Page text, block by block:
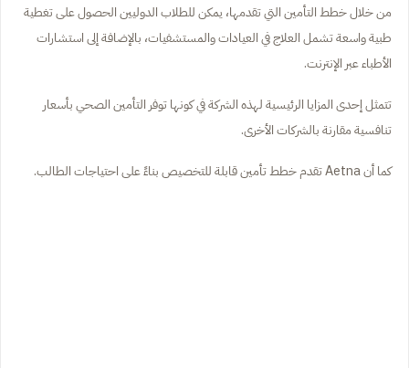
من خلال خطط التأمين التي تقدمها، يمكن للطلاب الدوليين الحصول على تغطية
طبية واسعة تشمل العلاج في العيادات والمستشفيات، بالإضافة إلى استشارات
الأطباء عبر الإنترنت.
تتمثل إحدى المزايا الرئيسية لهذه الشركة في كونها توفر التأمين الصحي بأسعار
تنافسية مقارنة بالشركات الأخرى.
كما أن Aetna تقدم خطط تأمين قابلة للتخصيص بناءً على احتياجات الطالب.